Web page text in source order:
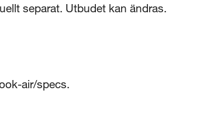
separat. Utbudet kan ändras.
air/specs.